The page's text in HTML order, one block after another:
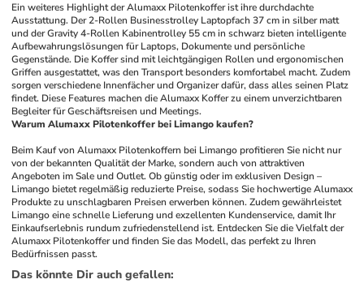
Ein weiteres Highlight der Alumaxx Pilotenkoffer ist ihre durchdachte
Ausstattung. Der 2-Rollen Businesstrolley Laptopfach 37 cm in silber matt
und der Gravity 4-Rollen Kabinentrolley 55 cm in schwarz bieten intelligente
Aufbewahrungslösungen für Laptops, Dokumente und persönliche
Gegenstände. Die Koffer sind mit leichtgängigen Rollen und ergonomischen
Griffen ausgestattet, was den Transport besonders komfortabel macht. Zudem
sorgen verschiedene Innenfächer und Organizer dafür, dass alles seinen Platz
findet. Diese Features machen die Alumaxx Koffer zu einem unverzichtbaren
Begleiter für Geschäftsreisen und Meetings.
Warum Alumaxx Pilotenkoffer bei Limango kaufen?
Beim Kauf von Alumaxx Pilotenkoffern bei Limango profitieren Sie nicht nur
von der bekannten Qualität der Marke, sondern auch von attraktiven
Angeboten im Sale und Outlet. Ob günstig oder im exklusiven Design –
Limango bietet regelmäßig reduzierte Preise, sodass Sie hochwertige Alumaxx
Produkte zu unschlagbaren Preisen erwerben können. Zudem gewährleistet
Limango eine schnelle Lieferung und exzellenten Kundenservice, damit Ihr
Einkaufserlebnis rundum zufriedenstellend ist. Entdecken Sie die Vielfalt der
Alumaxx Pilotenkoffer und finden Sie das Modell, das perfekt zu Ihren
Bedürfnissen passt.
Das könnte Dir auch gefallen: